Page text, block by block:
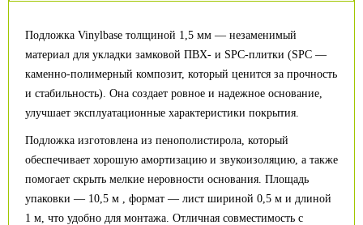
Подложка Vinylbase толщиной 1,5 мм — незаменимый
материал для укладки замковой ПВХ- и SPC-плитки (SPC —
каменно-полимерный композит, который ценится за прочность
и стабильность). Она создает ровное и надежное основание,
улучшает эксплуатационные характеристики покрытия.
Подложка изготовлена из пенополистирола, который
обеспечивает хорошую амортизацию и звукоизоляцию, а также
помогает скрыть мелкие неровности основания. Площадь
упаковки — 10,5 м , формат — лист шириной 0,5 м и длиной
1 м, что удобно для монтажа. Отличная совместимость с